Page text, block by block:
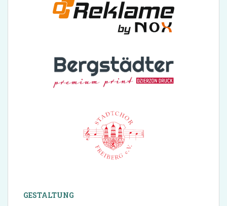
GESTALTUNG